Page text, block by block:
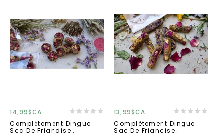
14,99$CA
Complètement Dingue
Sac De Friandise
13,99$CA
Complètement Dingue
Sac De Friandise